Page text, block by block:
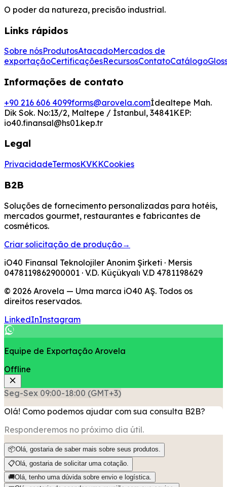
O poder da natureza, precisão industrial.
Links rápidos
Sobre nósProdutosAtacadoMercados de
exportaçãoCertificaçõesRecursosContatoCatálogo
Informações de contato
+90 216 606 4099forms@arovela.comİdealtepe Mah.
Dik Sok. No:13/2, Maltepe / İstanbul, 34841KEP:
io40.finansal@hs01.kep.tr
Legal
PrivacidadeTermosKVKKCookies
B2B
Soluções de fornecimento personalizadas para hotéis,
mercados gourmet, restaurantes e fabricantes de
cosméticos.
Criar solicitação de produção→
iO40 Finansal Teknolojiler Anonim Şirketi · Mersis
0478119862900001 · V.D. Küçükyalı V.D 4781198629
© 2026 Arovela — Uma marca iO40 AŞ. Todos os
direitos reservados.
LinkedInInstagram
Equipe de Exportação Arovela
Offline
Seg-Sex 09:00-18:00 (GMT+3)
Olá! Como podemos ajudar com sua consulta B2B?
Responderemos no próximo dia útil.
📦Olá, gostaria de saber mais sobre seus produtos.
📋Olá, gostaria de solicitar uma cotação.
🚚Olá, tenho uma dúvida sobre envio e logística.